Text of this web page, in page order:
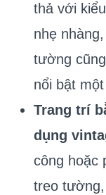
thả với
nhẹ
tường
nổi bật
Trang trí
dụng
công hoặc
treo